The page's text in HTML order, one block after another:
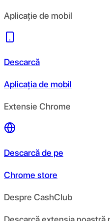
Aplicație de mobil
Descarcă
Aplicația de mobil
Extensie Chrome
Descarcă de pe
Chrome store
Despre CashClub